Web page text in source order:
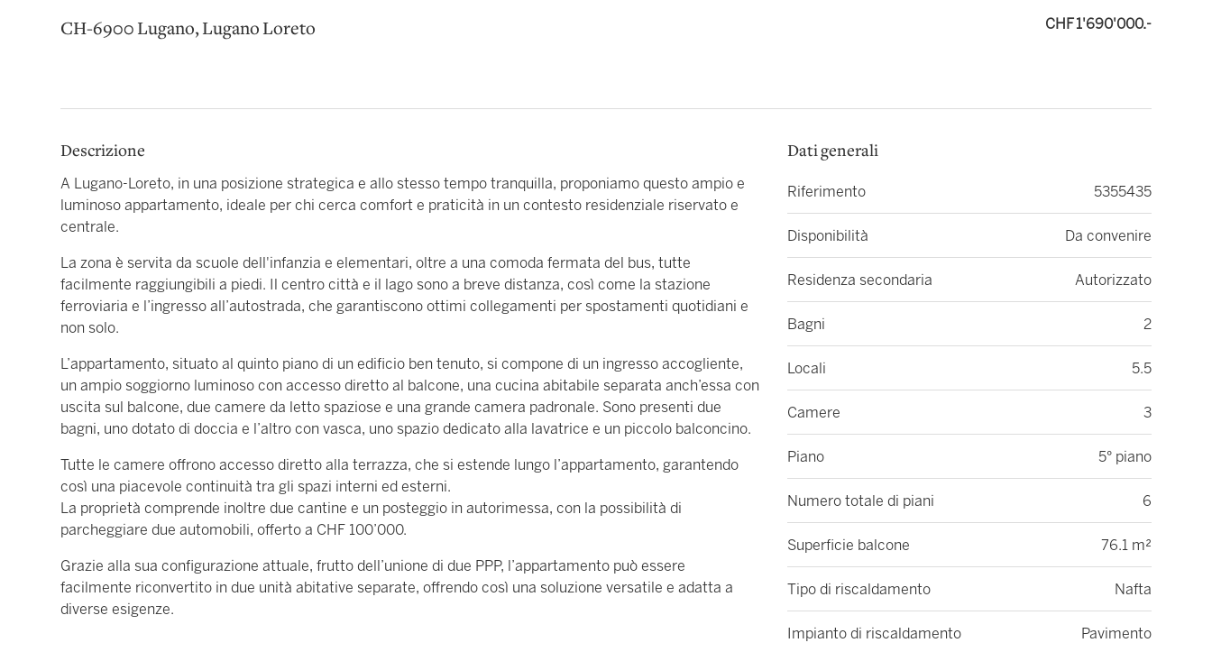
CH-6900 Lugano, Lugano Loreto CHF 1'690'000.-
Descrizione
A Lugano-Loreto, in una posizione strategica e allo stesso tempo tranquilla, proponiamo questo ampio e
luminoso appartamento, ideale per chi cerca comfort e praticità in un contesto residenziale riservato e
centrale.
La zona è servita da scuole dell'infanzia e elementari, oltre a una comoda fermata del bus, tutte
facilmente raggiungibili a piedi. Il centro città e il lago sono a breve distanza, così come la stazione
ferroviaria e l’ingresso all’autostrada, che garantiscono ottimi collegamenti per spostamenti quotidiani e
non solo.
L’appartamento, situato al quinto piano di un edificio ben tenuto, si compone di un ingresso accogliente,
un ampio soggiorno luminoso con accesso diretto al balcone, una cucina abitabile separata anch’essa con
uscita sul balcone, due camere da letto spaziose e una grande camera padronale. Sono presenti due
bagni, uno dotato di doccia e l’altro con vasca, uno spazio dedicato alla lavatrice e un piccolo balconcino.
Tutte le camere offrono accesso diretto alla terrazza, che si estende lungo l’appartamento, garantendo
così una piacevole continuità tra gli spazi interni ed esterni.
La proprietà comprende inoltre due cantine e un posteggio in autorimessa, con la possibilità di
parcheggiare due automobili, offerto a CHF 100’000.
Grazie alla sua configurazione attuale, frutto dell’unione di due PPP, l’appartamento può essere
facilmente riconvertito in due unità abitative separate, offrendo così una soluzione versatile e adatta a
diverse esigenze.
Dati generali
Riferimento 5355435
Disponibilità Da convenire
Residenza secondaria Autorizzato
Bagni 2
Locali 5.5
Camere 3
Piano 5° piano
Numero totale di piani 6
Superficie balcone 76.1 m²
Tipo di riscaldamento Nafta
Impianto di riscaldamento Pavimento